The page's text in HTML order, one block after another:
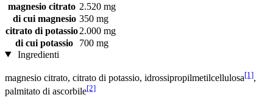
magnesio citrato 2.520 mg
di cui magnesio 350 mg
citrato di potassio2.000 mg
di cui potassio
700 mg
Ingredienti
magnesio citrato, citrato di potassio, idrossipropilmetilcellulosa[1],
palmitato di ascorbile[2]